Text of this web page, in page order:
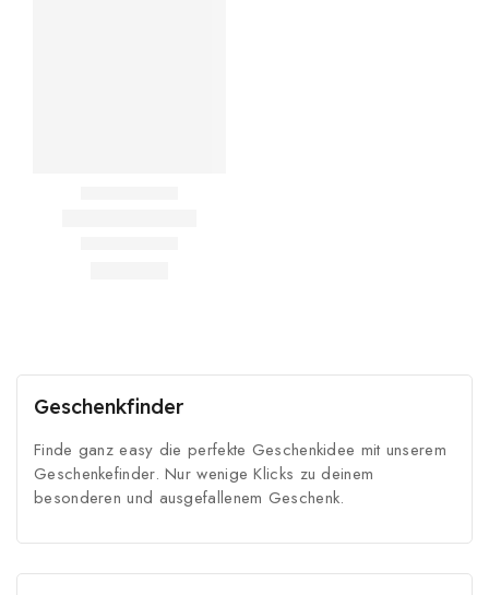
Geschenkfinder
Finde ganz easy die perfekte Geschenkidee mit unserem
Geschenkefinder. Nur wenige Klicks zu deinem
besonderen und ausgefallenem Geschenk.